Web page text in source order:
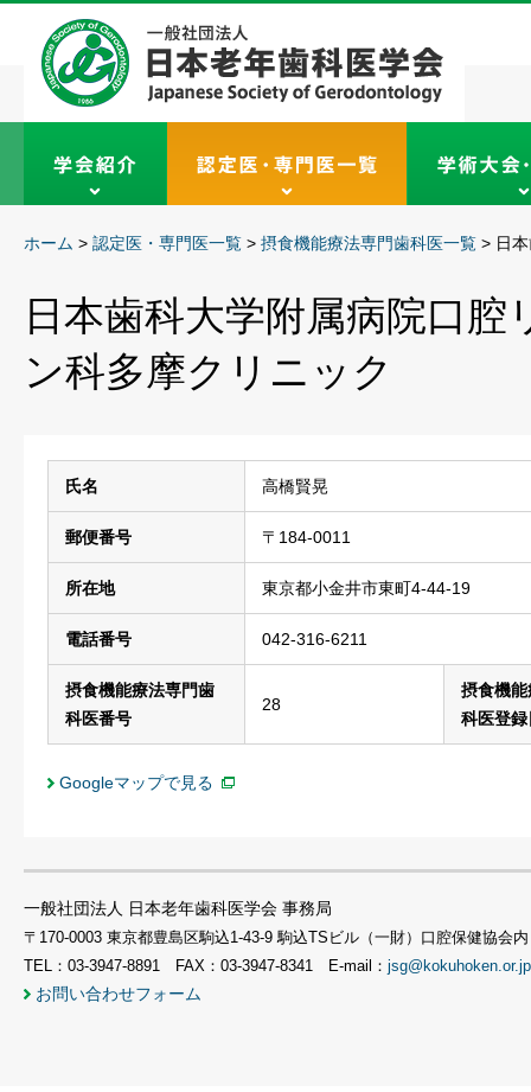
ホーム > 認定医・専門医一覧 > 摂食機能療法専門歯科医一覧 > 日
日本歯科大学附属病院口
ン科多摩クリニック
氏名 高橋賢晃
郵便番号 〒184-0011
所在地 東京都小金井市東町4-44-19
電話番号 042-316-6211
摂食機能療法専門歯
科医番号
28
摂食機
科医登録
Googleマップで見る
一般社団法人 日本老年歯科医学会 事務局
〒170-0003 東京都豊島区駒込1-43-9 駒込TSビル（一財）口腔保健協会内
TEL：03-3947-8891 FAX：03-3947-8341 E-mail： jsg@kokuhoken.or.jp
お問い合わせフォーム